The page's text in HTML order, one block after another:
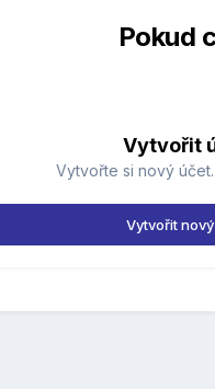
Pokud
Vytvořit
Vytvořte si nový
Vytvořit